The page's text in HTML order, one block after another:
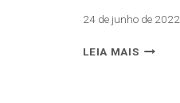
24 de junho de 2022
LEIA MAIS